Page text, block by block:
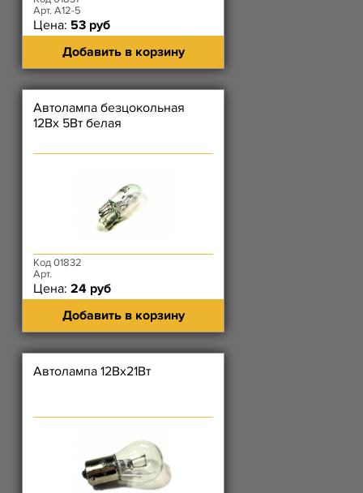
Арт. А12-5
Цена: 53 руб
Добавить в корзину
Автолампа безцокольная
12Вх 5Вт белая
Код 01832
Арт.
Цена: 24 руб
Добавить в корзину
Автолампа 12Вх21Вт